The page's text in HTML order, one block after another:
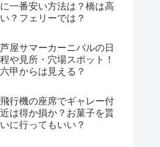
に一番安い方法は？橋は高
い？フェリーでは？
芦屋サマーカーニバルの日
程や見所・穴場スポット！
六甲からは見える？
飛行機の座席でギャレー付
近は得か損か？お菓子を貰
いに行ってもいい？